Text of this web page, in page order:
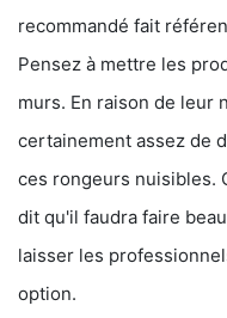
recommandé fait
Pensez à mettre les
murs. En raison de leur
certainement assez de
ces rongeurs nuisibles.
dit qu'il faudra faire
laisser les
option.